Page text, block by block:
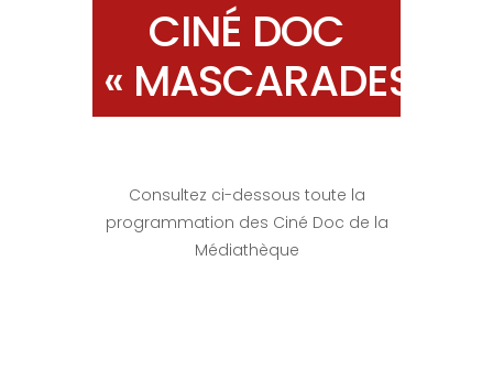
CINÉ DOC
« MASCARADES »
Consultez ci-dessous toute la
programmation des Ciné Doc de la
Médiathèque